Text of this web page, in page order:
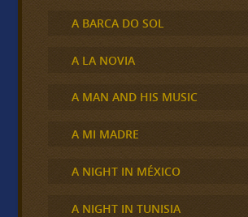
A BARCA DO SOL
A LA NOVIA
A MAN AND HIS MUSIC
A MI MADRE
A NIGHT IN MÉXICO
A NIGHT IN TUNISIA